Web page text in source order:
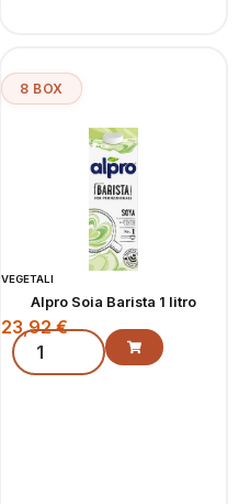
8 BOX
VEGETALI
Alpro Soia Barista 1 litro
23,92€